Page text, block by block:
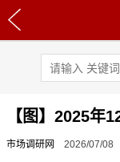
【图】2025年
市场调研网 2026/07/08